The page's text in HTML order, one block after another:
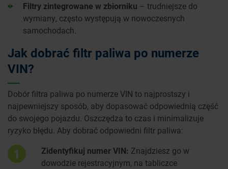
Filtry zintegrowane w zbiorniku – trudniejsze do
wymiany, często występują w nowoczesnych
samochodach.
Jak dobrać filtr paliwa po numerze
VIN?
Dobór filtra paliwa po numerze VIN to najprostszy i
najpewniejszy sposób, aby dopasować odpowiednią część
do swojego pojazdu. Oszczędza to czas i minimalizuje
ryzyko błędu. Aby dobrać odpowiedni filtr paliwa:
1 Zidentyfikuj numer VIN: Znajdziesz go w
dowodzie rejestracyjnym, na tabliczce